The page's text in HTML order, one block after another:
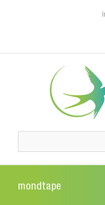
mondtape